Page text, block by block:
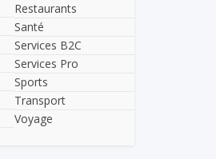
Restaurants
Santé
Services B2C
Services Pro
Sports
Transport
Voyage